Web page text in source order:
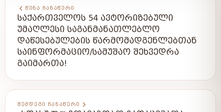
ᲬᲘᲜᲐ ᲩᲐᲜᲐᲬᲔᲠᲘ
ᲡᲐᲥᲐᲠᲗᲕᲔᲚᲝᲡ 54 ᲐᲕᲢᲝᲠᲘᲖᲔᲑᲣᲚᲘ
ᲣᲛᲐᲦᲚᲔᲡᲘ ᲡᲐᲒᲐᲜᲛᲐᲜᲐᲗᲚᲔᲑᲚᲝ
ᲓᲐᲬᲔᲡᲔᲑᲣᲚᲔᲑᲘᲡ ᲬᲐᲠᲛᲝᲛᲐᲓᲒᲔᲜᲚᲔᲑᲗᲐᲜ
ᲡᲐᲘᲜᲤᲝᲠᲛᲐᲪᲘᲝ/ᲡᲐᲛᲣᲨᲐᲝ ᲨᲔᲮᲕᲔᲓᲠᲐ
ᲒᲐᲘᲛᲐᲠᲗᲐ!
ᲨᲔᲛᲓᲔᲒᲘ ᲩᲐᲜᲐᲬᲔᲠᲘ